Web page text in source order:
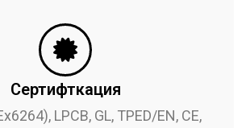
Сертифткация
LPCB, GL, TPED/EN, CE,